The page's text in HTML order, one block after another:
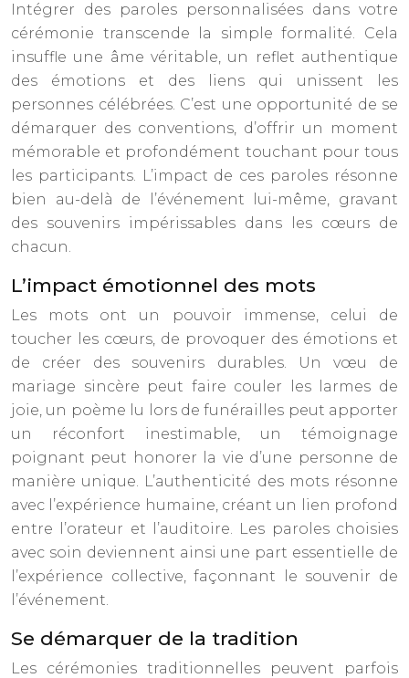
Intégrer des paroles personnalisées dans votre
cérémonie transcende la simple formalité. Cela
insuffle une âme véritable, un reflet authentique
des émotions et des liens qui unissent les
personnes célébrées. C’est une opportunité de se
démarquer des conventions, d’offrir un moment
mémorable et profondément touchant pour tous
les participants. L’impact de ces paroles résonne
bien au-delà de l’événement lui-même, gravant
des souvenirs impérissables dans les cœurs de
chacun.
L’impact émotionnel des mots
Les mots ont un pouvoir immense, celui de
toucher les cœurs, de provoquer des émotions et
de créer des souvenirs durables. Un vœu de
mariage sincère peut faire couler les larmes de
joie, un poème lu lors de funérailles peut apporter
un réconfort inestimable, un témoignage
poignant peut honorer la vie d’une personne de
manière unique. L’authenticité des mots résonne
avec l’expérience humaine, créant un lien profond
entre l’orateur et l’auditoire. Les paroles choisies
avec soin deviennent ainsi une part essentielle de
l’expérience collective, façonnant le souvenir de
l’événement.
Se démarquer de la tradition
Les cérémonies traditionnelles peuvent parfois